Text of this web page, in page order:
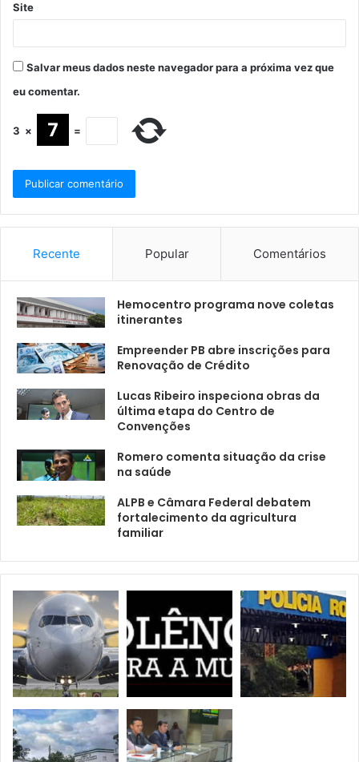
Site
Salvar meus dados neste navegador para a próxima vez que
eu comentar.
3 × =
Recente Popular Comentários
Hemocentro programa nove coletas
itinerantes
Empreender PB abre inscrições para
Renovação de Crédito
Lucas Ribeiro inspeciona obras da
última etapa do Centro de
Convenções
Romero comenta situação da crise
na saúde
ALPB e Câmara Federal debatem
fortalecimento da agricultura
familiar